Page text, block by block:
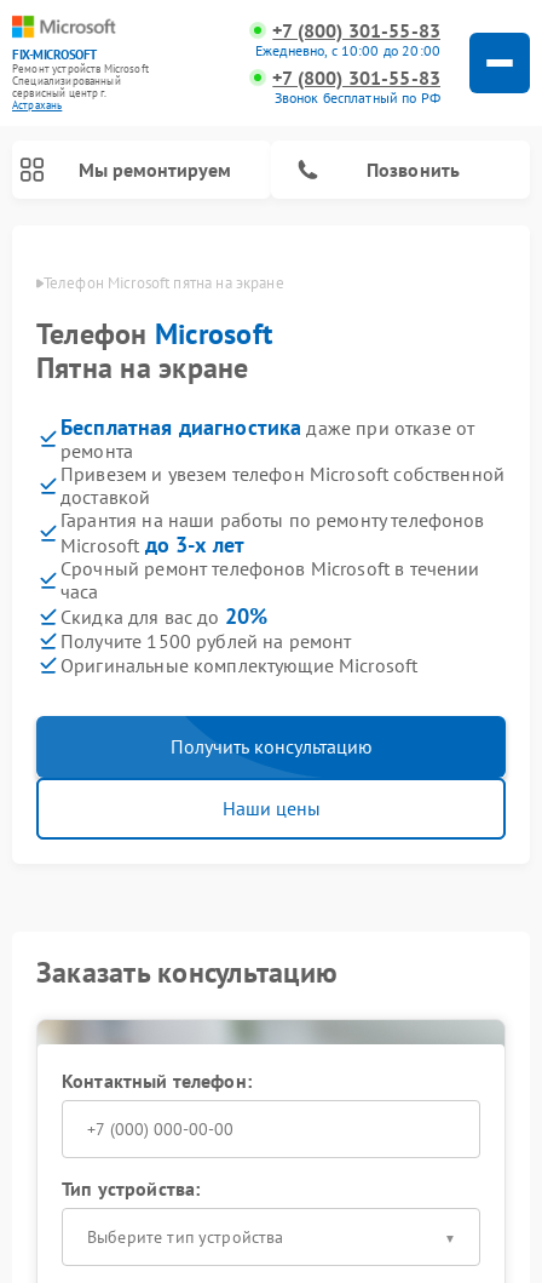
FIX-MICROSOFT
Ремонт устройств Microsoft
Специализированный
cервисный центр г.
Астрахань
+7 (800) 301-55-83
Ежедневно, с 10:00 до 20:00
+7 (800) 301-55-83
Звонок бесплатный по РФ
Мы ремонтируем Позвонить
Телефон Microsoft пятна на экране
Телефон Microsoft
Пятна на экране
Бесплатная диагностика даже при отказе от
ремонта
Привезем и увезем телефон Microsoft собственной
доставкой
Гарантия на наши работы по ремонту телефонов
Microsoft до 3-х лет
Срочный ремонт телефонов Microsoft в течении
часа
Скидка для вас до 20%
Получите 1500 рублей на ремонт
Оригинальные комплектующие Microsoft
Получить консультацию
Наши цены
Заказать консультацию
Контактный телефон:
Тип устройства:
Выберите тип устройства